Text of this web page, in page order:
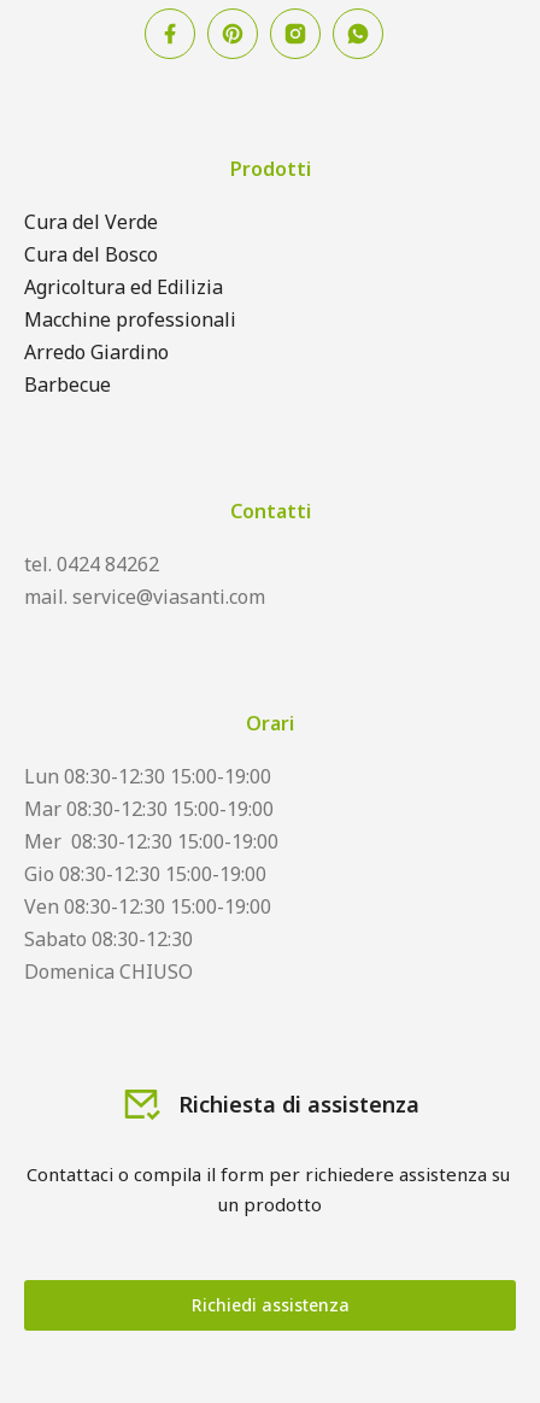
Prodotti
Cura del Verde
Cura del Bosco
Agricoltura ed Edilizia
Macchine professionali
Arredo Giardino
Barbecue
Contatti
tel. 0424 84262
mail. service@viasanti.com
Orari
Lun 08:30-12:30 15:00-19:00
Mar 08:30-12:30 15:00-19:00
Mer 08:30-12:30 15:00-19:00
Gio 08:30-12:30 15:00-19:00
Ven 08:30-12:30 15:00-19:00
Sabato 08:30-12:30
Domenica CHIUSO
Richiesta di assistenza
Contattaci o compila il form per richiedere assistenza su
un prodotto
Richiedi assistenza